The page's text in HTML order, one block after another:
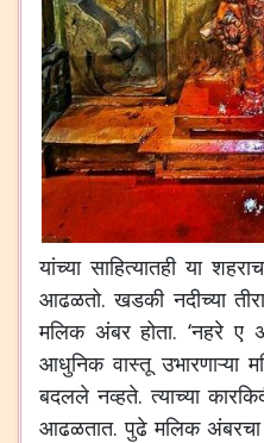
यांच्या साहित्यातही या
आढळतो.खडकी नदीच्या
मलिक अंबर होता. ‘नहरे ए
आधुनिक वास्तू उभारणाऱ्या
बदलले नव्हते.त्याच्या
आढळतात.पुढे मलिक अंबरचा